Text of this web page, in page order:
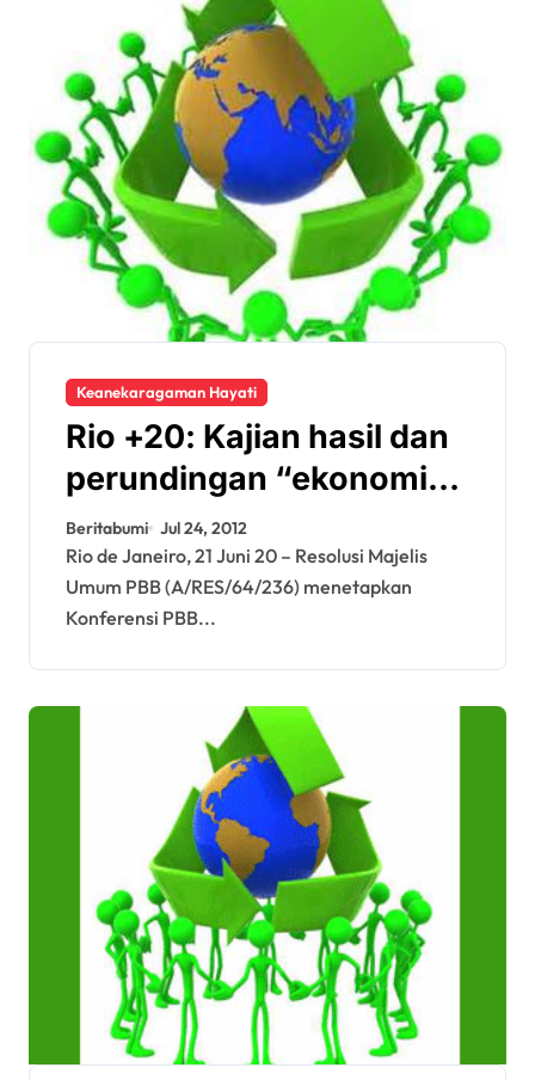
Keanekaragaman Hayati
Rio +20: Kajian hasil dan
perundingan “ekonomi
hijau”
Beritabumi Jul 24, 2012
Rio de Janeiro, 21 Juni 20 – Resolusi Majelis
Umum PBB (A/RES/64/236) menetapkan
Konferensi PBB...